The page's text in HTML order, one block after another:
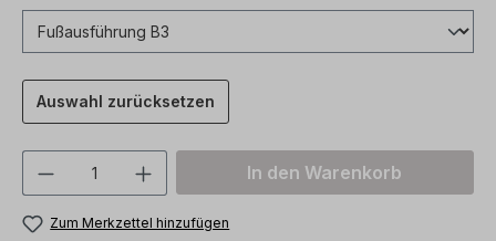
Auswahl zurücksetzen
Produkt Anzahl: Gib denIn den Warenkorb
Zum Merkzettel hinzufügen